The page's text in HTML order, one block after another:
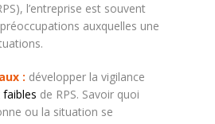
l’entreprise est souvent
auxquelles une
: développer la vigilance
faibles de RPS. Savoir quoi
ou la situation se